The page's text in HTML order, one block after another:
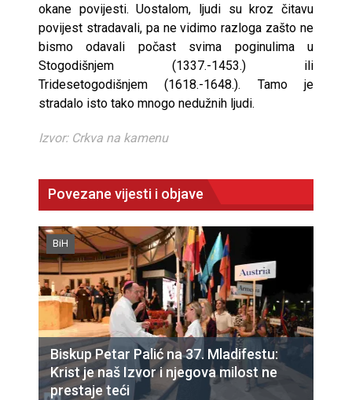
okane povijesti. Uostalom, ljudi su kroz čitavu
povijest stradavali, pa ne vidimo razloga zašto ne
bismo odavali počast svima poginulima u
Stogodišnjem (1337.-1453.) ili
Tridesetogodišnjem (1618.-1648.). Tamo je
stradalo isto tako mnogo nedužnih ljudi.
Izvor: Crkva na kamenu
Povezane vijesti i objave
BiH
Biskup Petar Palić na 37. Mladifestu:
Krist je naš Izvor i njegova milost ne
prestaje teći